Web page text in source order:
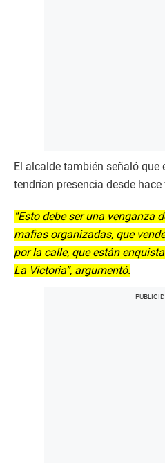
El alcalde también señaló
tendrían presencia desde
“Esto debe ser una venganza
mafias organizadas, que
por la calle, que están
La Victoria”, argumentó.